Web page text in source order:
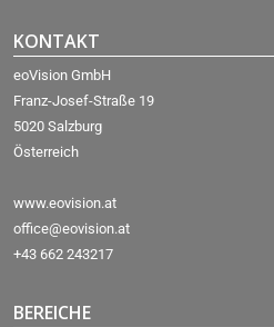
KONTAKT
eoVision GmbH
Franz-Josef-Straße 19
5020 Salzburg
Österreich
www.eovision.at
office@eovision.at
+43 662 243217
BEREICHE